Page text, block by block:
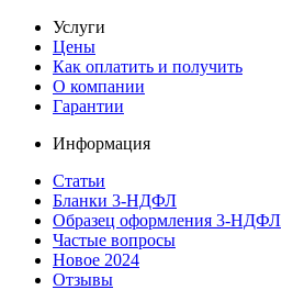
Услуги
Цены
Как оплатить и получить
О компании
Гарантии
Информация
Статьи
Бланки 3-НДФЛ
Образец оформления 3-НДФЛ
Частые вопросы
Новое 2024
Отзывы